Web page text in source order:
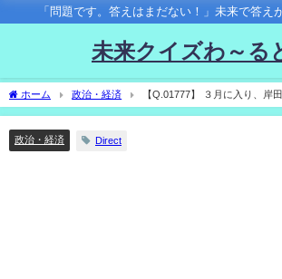
「問題です。答えはまだない！」未来で答え
未来クイズわ～る
ホーム 政治・経済
【Q.01777】 ３月に入り、岸
はいつ？
政治・経済 Direct